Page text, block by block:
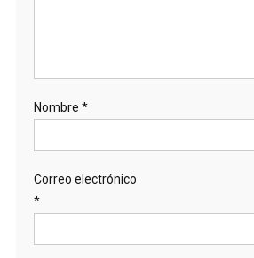
Nombre *
Correo electrónico
*